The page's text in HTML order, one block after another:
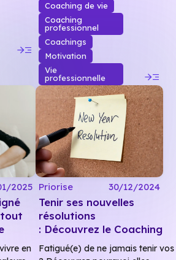
read_more
Coaching de vie
Coaching
professionnel
Coachings
Motivation
Vie
professionnelle
read_more
2025
tout
en
Priorise 30/12/2024
Tenir ses nouvelles
résolutions
: Découvrez le Coaching
Fatigué(e) de ne jamais tenir